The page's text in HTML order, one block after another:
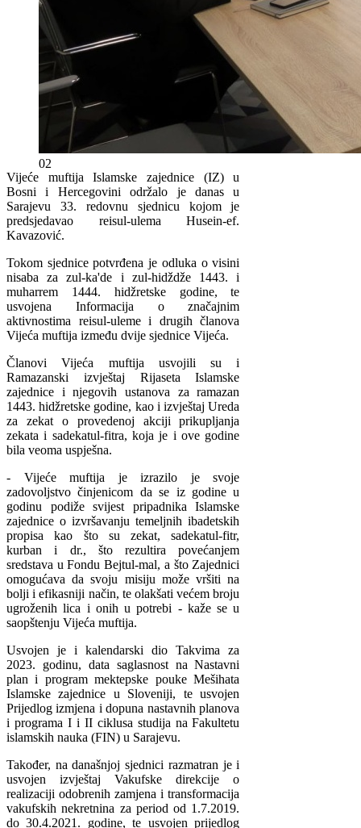
02
Vijeće muftija Islamske zajednice (IZ) u
Bosni i Hercegovini održalo je danas u
Sarajevu 33. redovnu sjednicu kojom je
predsjedavao reisul-ulema Husein-ef.
Kavazović.
Tokom sjednice potvrđena je odluka o visini
nisaba za zul-ka'de i zul-hidždže 1443. i
muharrem 1444. hidžretske godine, te
usvojena Informacija o značajnim
aktivnostima reisul-uleme i drugih članova
Vijeća muftija između dvije sjednice Vijeća.
Članovi Vijeća muftija usvojili su i
Ramazanski izvještaj Rijaseta Islamske
zajednice i njegovih ustanova za ramazan
1443. hidžretske godine, kao i izvještaj Ureda
za zekat o provedenoj akciji prikupljanja
zekata i sadekatul-fitra, koja je i ove godine
bila veoma uspješna.
- Vijeće muftija je izrazilo je svoje
zadovoljstvo činjenicom da se iz godine u
godinu podiže svijest pripadnika Islamske
zajednice o izvršavanju temeljnih ibadetskih
propisa kao što su zekat, sadekatul-fitr,
kurban i dr., što rezultira povećanjem
sredstava u Fondu Bejtul-mal, a što Zajednici
omogućava da svoju misiju može vršiti na
bolji i efikasniji način, te olakšati većem broju
ugroženih lica i onih u potrebi - kaže se u
saopštenju Vijeća muftija.
Usvojen je i kalendarski dio Takvima za
2023. godinu, data saglasnost na Nastavni
plan i program mektepske pouke Mešihata
Islamske zajednice u Sloveniji, te usvojen
Prijedlog izmjena i dopuna nastavnih planova
i programa I i II ciklusa studija na Fakultetu
islamskih nauka (FIN) u Sarajevu.
Također, na današnjoj sjednici razmatran je i
usvojen izvještaj Vakufske direkcije o
realizaciji odobrenih zamjena i transformacija
vakufskih nekretnina za period od 1.7.2019.
do 30.4.2021. godine, te usvojen prijedlog